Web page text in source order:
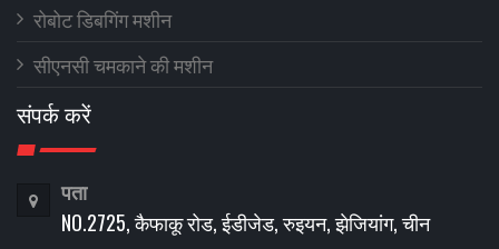
रोबोट डिबगिंग मशीन
सीएनसी चमकाने की मशीन
संपर्क करें
पता
NO.2725, कैफाकू रोड, ईडीजेड, रुइयन, झेजियांग, चीन